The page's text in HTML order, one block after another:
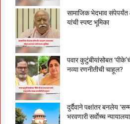
सामाजिक भेदभाव
यांची स्पष्ट भूमिका
पवार कुटुंबीयांसोबत
नव्या रणनीतीची चाहूल?
दुर्दैवाने पक्षांतर बनलेय
भरवणारी सर्वाेच्च